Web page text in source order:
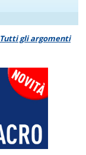
Tutti gli argomenti